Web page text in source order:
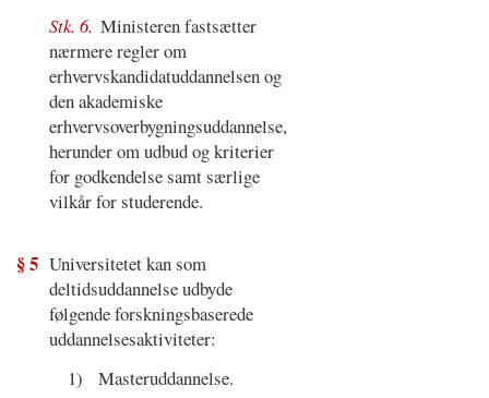
Stk. 6. Ministeren fastsætter
nærmere regler om
erhvervskandidatuddannelsen og
den akademiske
erhvervsoverbygningsuddannelse,
herunder om udbud og kriterier
for godkendelse samt særlige
vilkår for studerende.
§ 5 Universitetet kan som
deltidsuddannelse udbyde
følgende forskningsbaserede
uddannelsesaktiviteter:
1)
Masteruddannelse.